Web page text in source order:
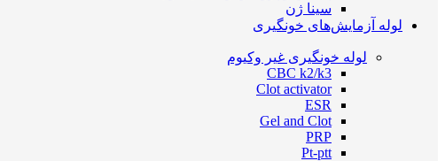
سینا ژن
لوله آزمایش‌های خونگیری
لوله خونگیری غیر وکیوم
CBC k2/k3
Clot activator
ESR
Gel and Clot
PRP
Pt-ptt